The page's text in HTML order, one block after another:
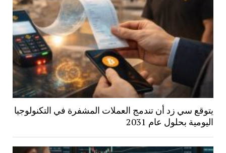
يتوقع سي زد أن تندمج العملات المشفرة في التكنولوجيا
اليومية بحلول عام 2031